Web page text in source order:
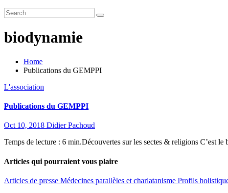
biodynamie
Home
Publications du GEMPPI
L'association
Publications du GEMPPI
Oct 10, 2018 Didier Pachoud
Temps de lecture : 6 min.Découvertes sur les sectes & religions C’est
Articles qui pourraient vous plaire
Articles de presse Médecines parallèles et charlatanisme Profils